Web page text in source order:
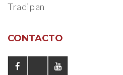
Tradipan
CONTACTO